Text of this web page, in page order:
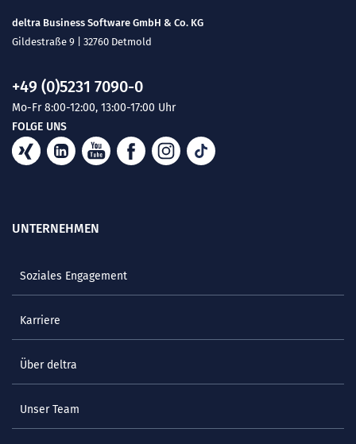
deltra Business Software GmbH & Co. KG
Gildestraße 9 | 32760 Detmold
+49 (0)5231 7090-0
Mo-Fr 8:00-12:00, 13:00-17:00 Uhr
FOLGE UNS
UNTERNEHMEN
Soziales Engagement
Karriere
Über deltra
Unser Team